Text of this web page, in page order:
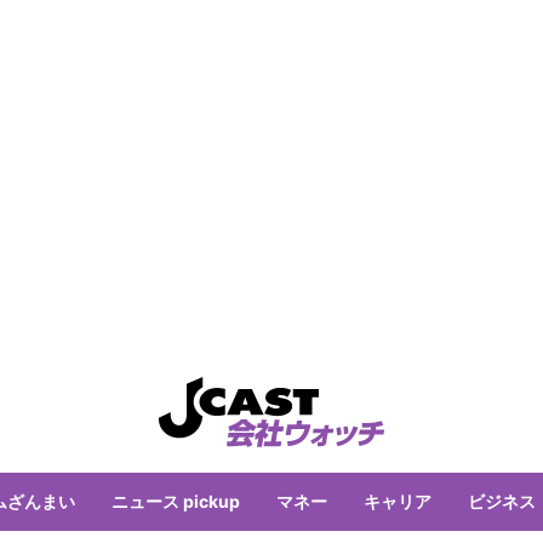
ざんまい ニュース pickup マネー キャリア ビジネス